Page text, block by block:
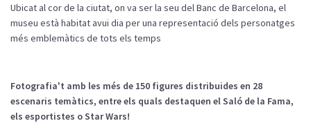
Ubicat al cor de la ciutat, on va ser la seu del Banc de Barcelona, el
museu està habitat avui dia per una representació dels personatges
més emblemàtics de tots els temps
Fotografia't amb les més de 150 figures distribuides en 28
escenaris temàtics, entre els quals destaquen el Saló de la Fama,
els esportistes o Star Wars!